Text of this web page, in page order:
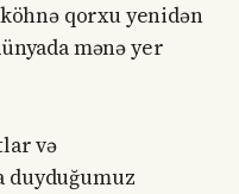
qorxu yenidən
mənə yer
və
duyduğumuz